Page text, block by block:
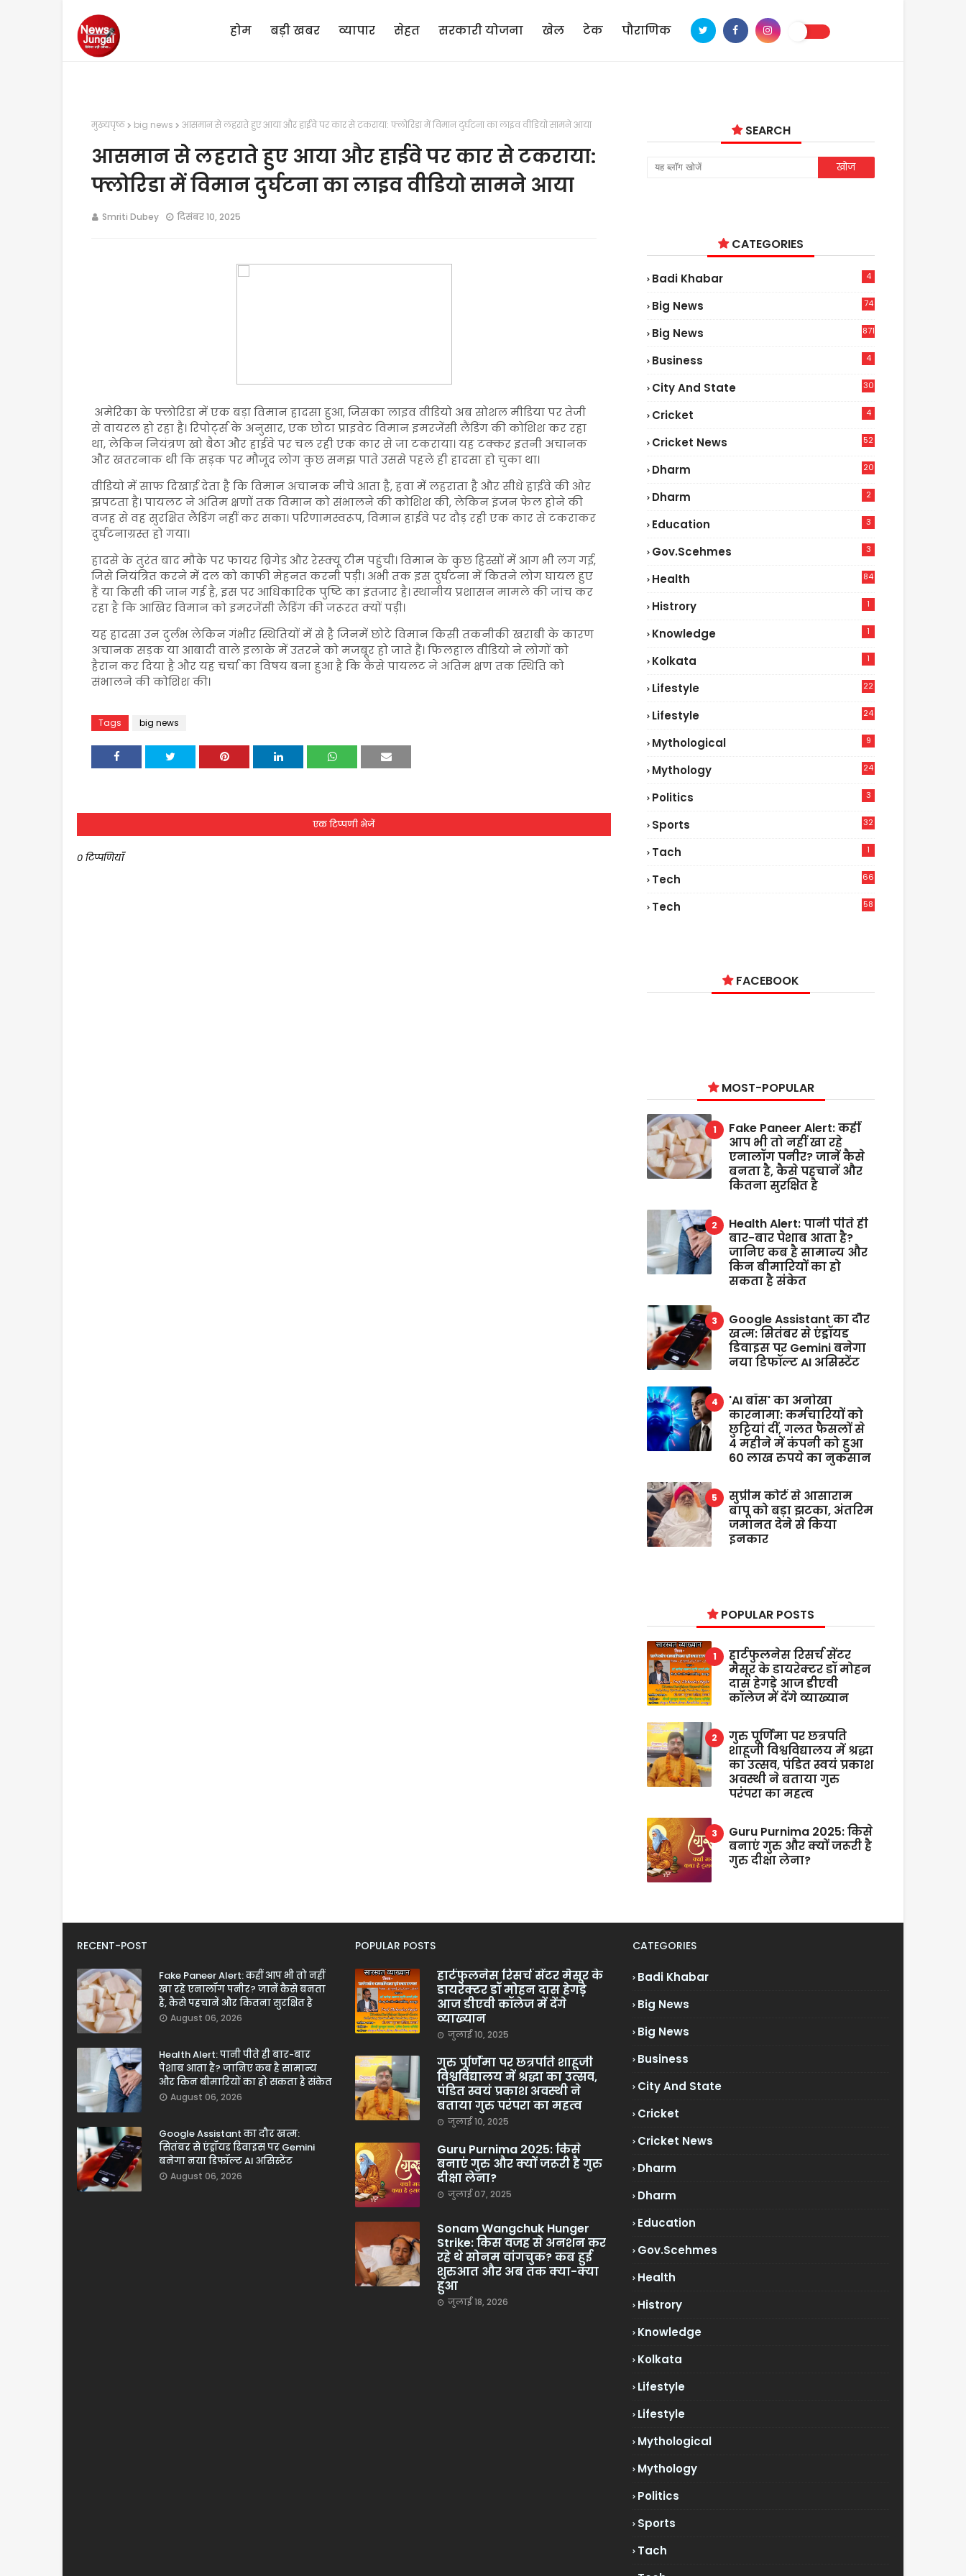
होम बड़ी खबर व्यापार सेहत सरकारी योजना खेल टेक पौराणिक
मुख्यपृष्ठ big news आसमान से लहराते हुए आया और हाईवे पर कार से टकराया: फ्लोरिडा में विमान दुर्घटना का लाइव वीडियो सामने आया
आसमान से लहराते हुए आया और हाईवे पर कार से टकराया:
फ्लोरिडा में विमान दुर्घटना का लाइव वीडियो सामने आया
Smriti Dubey दिसंबर 10, 2025
अमेरिका के फ्लोरिडा में एक बड़ा विमान हादसा हुआ, जिसका लाइव वीडियो अब सोशल मीडिया पर तेजी
से वायरल हो रहा है। रिपोर्ट्स के अनुसार, एक छोटा प्राइवेट विमान इमरजेंसी लैंडिंग की कोशिश कर रहा
था, लेकिन नियंत्रण खो बैठा और हाईवे पर चल रही एक कार से जा टकराया। यह टक्कर इतनी अचानक
और खतरनाक थी कि सड़क पर मौजूद लोग कुछ समझ पाते उससे पहले ही हादसा हो चुका था।
वीडियो में साफ दिखाई देता है कि विमान अचानक नीचे आता है, हवा में लहराता है और सीधे हाईवे की ओर
झपटता है। पायलट ने अंतिम क्षणों तक विमान को संभालने की कोशिश की, लेकिन इंजन फेल होने की
वजह से वह सुरक्षित लैंडिंग नहीं कर सका। परिणामस्वरूप, विमान हाईवे पर दौड़ रही एक कार से टकराकर
दुर्घटनाग्रस्त हो गया।
हादसे के तुरंत बाद मौके पर फायर ब्रिगेड और रेस्क्यू टीम पहुंची। विमान के कुछ हिस्सों में आग भी लग गई,
जिसे नियंत्रित करने में दल को काफी मेहनत करनी पड़ी। अभी तक इस दुर्घटना में कितने लोग घायल हुए
हैं या किसी की जान गई है, इस पर आधिकारिक पुष्टि का इंतजार है। स्थानीय प्रशासन मामले की जांच कर
रहा है कि आखिर विमान को इमरजेंसी लैंडिंग की जरूरत क्यों पड़ी।
यह हादसा उन दुर्लभ लेकिन गंभीर स्थितियों में से है जिनमें छोटे विमान किसी तकनीकी खराबी के कारण
अचानक सड़क या आबादी वाले इलाके में उतरने को मजबूर हो जाते हैं। फिलहाल वीडियो ने लोगों को
हैरान कर दिया है और यह चर्चा का विषय बना हुआ है कि कैसे पायलट ने अंतिम क्षण तक स्थिति को
संभालने की कोशिश की।
Tags big news
एक टिप्पणी भेजें
0 टिप्पणियाँ
SEARCH
CATEGORIES
Badi Khabar 4
Big News
74
Big News 871
Business 4
City And State 30
Cricket 4
Cricket News
52
Dharm 20
Dharm 2
Education 3
Gov.scehmes 3
Health
84
Histrory 1
Knowledge 1
Kolkata 1
Lifestyle
22
Lifestyle
24
Mythological 9
Mythology 24
Politics 3
Sports 32
Tach 1
Tech
66
Tech
58
FACEBOOK
MOST-POPULAR
Fake Paneer Alert: कहीं
आप भी तो नहीं खा रहे
एनालॉग पनीर? जानें कैसे
बनता है, कैसे पहचानें और
कितना सुरक्षित है
Health Alert: पानी पीते ही
बार-बार पेशाब आता है?
जानिए कब है सामान्य और
किन बीमारियों का हो
सकता है संकेत
Google Assistant का दौर
खत्म: सितंबर से एंड्रॉयड
डिवाइस पर Gemini बनेगा
नया डिफॉल्ट AI असिस्टेंट
'AI बॉस' का अनोखा
कारनामा: कर्मचारियों को
छुट्टियां दीं, गलत फैसलों से
4 महीने में कंपनी को हुआ
60 लाख रुपये का नुकसान
सुप्रीम कोर्ट से आसाराम
बापू को बड़ा झटका, अंतरिम
जमानत देने से किया
इनकार
POPULAR POSTS
हार्टफुलनेस रिसर्च सेंटर
मैसूर के डायरेक्टर डॉ मोहन
दास हेगड़े आज डीएवी
कॉलेज में देंगे व्याख्यान
गुरु पूर्णिमा पर छत्रपति
शाहूजी विश्वविद्यालय में श्रद्धा
का उत्सव, पंडित स्वयं प्रकाश
अवस्थी ने बताया गुरु
परंपरा का महत्व
Guru Purnima 2025: किसे
बनाएं गुरु और क्यों जरूरी है
गुरु दीक्षा लेना?
RECENT-POST
Fake Paneer Alert: कहीं आप भी तो नहीं
खा रहे एनालॉग पनीर? जानें कैसे बनता
है, कैसे पहचानें और कितना सुरक्षित है
August 06, 2026
Health Alert: पानी पीते ही बार-बार
पेशाब आता है? जानिए कब है सामान्य
और किन बीमारियों का हो सकता है संकेत
August 06, 2026
Google Assistant का दौर खत्म:
सितंबर से एंड्रॉयड डिवाइस पर Gemini
बनेगा नया डिफॉल्ट AI असिस्टेंट
August 06, 2026
POPULAR POSTS
हार्टफुलनेस रिसर्च सेंटर मैसूर के
डायरेक्टर डॉ मोहन दास हेगड़े
आज डीएवी कॉलेज में देंगे
व्याख्यान
जुलाई 10, 2025
गुरु पूर्णिमा पर छत्रपति शाहूजी
विश्वविद्यालय में श्रद्धा का उत्सव,
पंडित स्वयं प्रकाश अवस्थी ने
बताया गुरु परंपरा का महत्व
जुलाई 10, 2025
Guru Purnima 2025: किसे
बनाएं गुरु और क्यों जरूरी है गुरु
दीक्षा लेना?
जुलाई 07, 2025
Sonam Wangchuk Hunger
Strike: किस वजह से अनशन कर
रहे थे सोनम वांगचुक? कब हुई
शुरुआत और अब तक क्या-क्या
हुआ
जुलाई 18, 2026
CATEGORIES
Badi Khabar
Big News
Big News
Business
City And State
Cricket
Cricket News
Dharm
Dharm
Education
Gov.scehmes
Health
Histrory
Knowledge
Kolkata
Lifestyle
Lifestyle
Mythological
Mythology
Politics
Sports
Tach